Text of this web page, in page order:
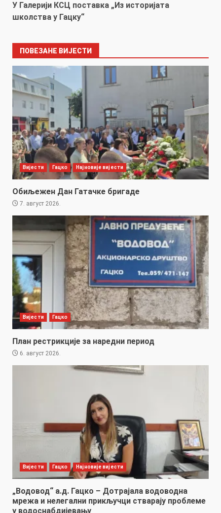
У Галерији КСЦ поставка „Из историјата
школства у Гацку“
ПОВЕЗАНЕ ВИЈЕСТИ
Вијести Гацко Најновије вијести
Обиљежен Дан Гатачке бригаде
7. август 2026.
Вијести Гацко
План рестрикције за наредни период
6. август 2026.
Вијести Гацко Најновије вијести
„Водовод“ а.д. Гацко – Дотрајала водоводна
мрежа и нелегални прикључци стварају проблеме
у водоснабдијевању